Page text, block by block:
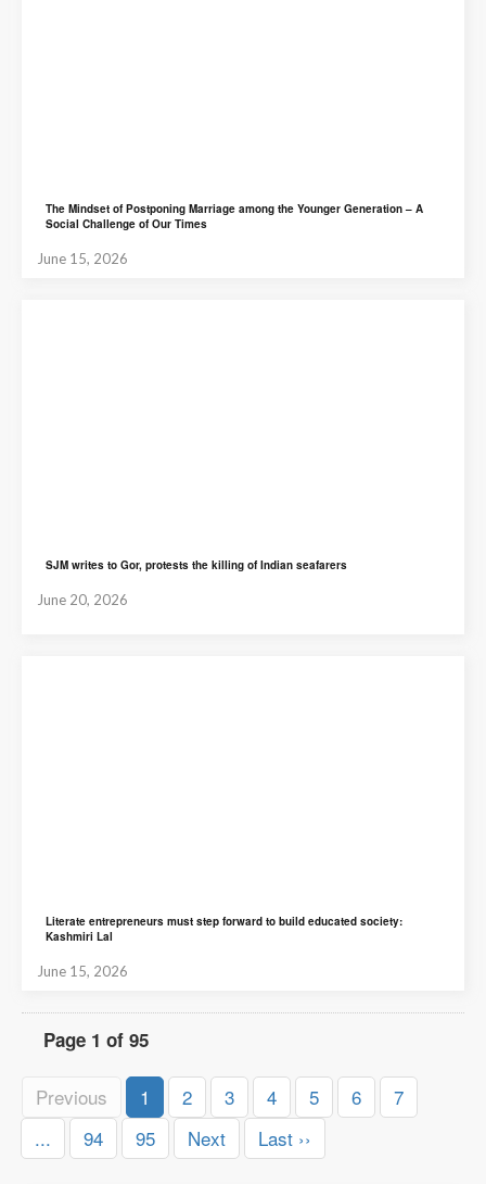
The Mindset of Postponing Marriage among the Younger Generation – A
Social Challenge of Our Times
June 15, 2026
SJM writes to Gor, protests the killing of Indian seafarers
June 20, 2026
Literate entrepreneurs must step forward to build educated society:
Kashmiri Lal
June 15, 2026
Page 1 of 95
Previous 1 2 3 4 5 6
7
...
94 95 Next Last ››